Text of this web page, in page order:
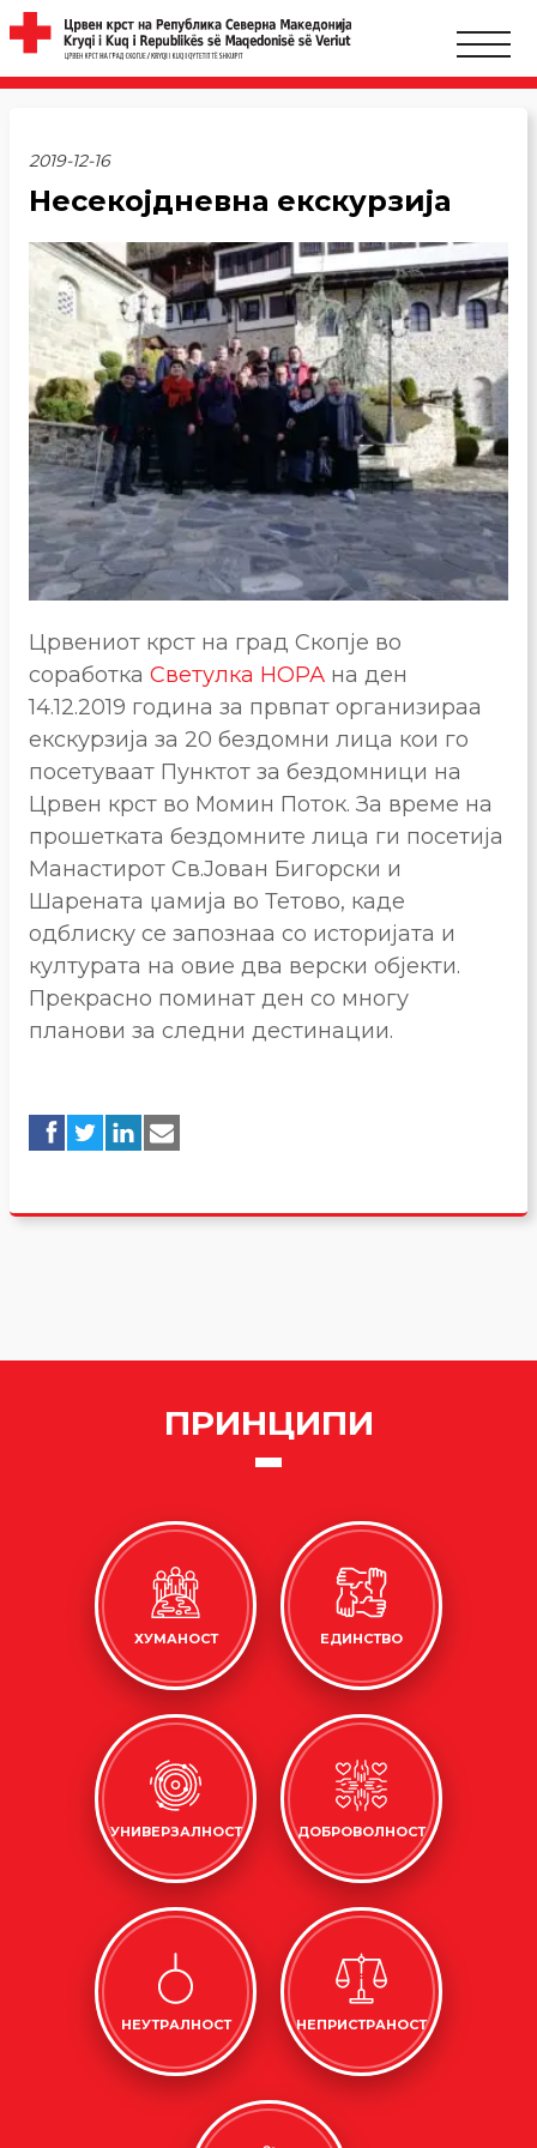
2019-12-16
Несекојдневна екскурзија
Црвениот крст на град Скопје во
соработка Светулка НОРА на ден
14.12.2019 година за првпат организираа
екскурзија за 20 бездомни лица кои го
посетуваат Пунктот за бездомници на
Црвен крст во Момин Поток. За време на
прошетката бездомните лица ги посетија
Манастирот Св.Јован Бигорски и
Шарената џамија во Тетово, каде
одблиску се запознаа со историјата и
културата на овие два верски објекти.
Прекрасно поминат ден со многу
планови за следни дестинации.
ПРИНЦИПИ
ХУМАНОСТ ЕДИНСТВО
УНИВЕРЗАЛНОСТ ДОБРОВОЛНОСТ
НЕУТРАЛНОСТ НЕПРИСТРАНОСТ